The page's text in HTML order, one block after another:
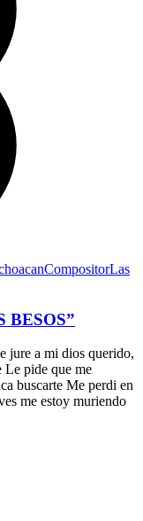
CompositorLas
BESOS”
jure a mi dios querido,
Le pide que me
buscarte Me perdi en
me estoy muriendo